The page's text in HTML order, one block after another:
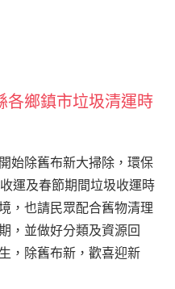
各鄉鎮市垃圾清運時
始除舊布新大掃除，環保
運及春節期間垃圾收運時
，也請民眾配合舊物清理
，並做好分類及資源回
，除舊布新，歡喜迎新